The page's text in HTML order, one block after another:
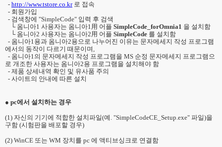
- http://www.tstore.co.kr로 접속
- 회원가입
- 검색창에 "SimpleCode" 입력 후 검색
└ 옴니아1 사용자는 옴니아1用 어플 SimpleCode_forOmnia1 을 설치함
└ 옴니아2 사용자는 옴니아2用 어플 SimpleCode 를 설치함
- 옴니아1용과 옴니아2용으로 나누어진 이유는 문자메세지 작성 프로그램
에서의 동작이 다르기 때문이며,
- 옴니아1의 문자메세지 작성 프로그램을 MS 순정 문자메세지 프로그램으
로 개조한 사용자는 옴니아2용 프로그램을 설치해야 함
- 제품 상세내역 확인 및 유사품 주의
- 사이트의 안내에 따른 설치
● pc에서 설치하는 경우
(1) 자신의 기기에 적합한 설치파일(예. "SimpleCodeCE_Setup.exe" 파일)을
구함 (시험판을 배포할 경우)
(2) WinCE 또는 WM 장치를 pc 에 액티브싱크로 연결함